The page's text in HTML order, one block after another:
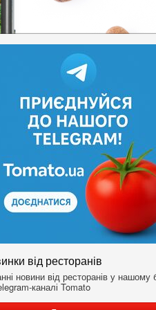
Додати заклад
Конфіденційність